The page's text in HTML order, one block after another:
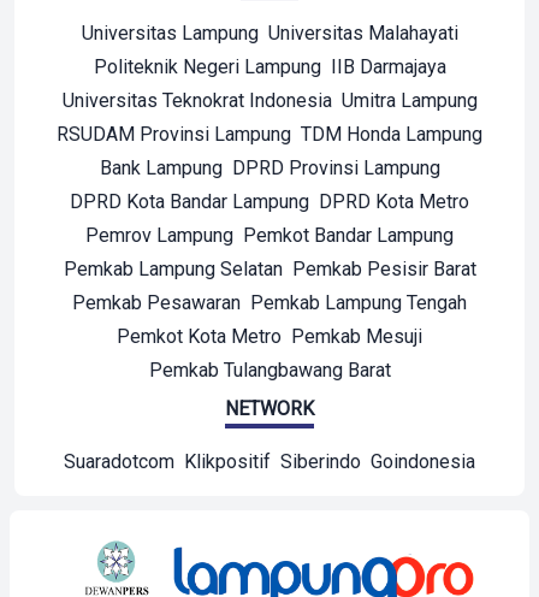
Universitas Lampung Universitas Malahayati
Politeknik Negeri Lampung IIB Darmajaya
Universitas Teknokrat Indonesia Umitra Lampung
RSUDAM Provinsi Lampung TDM Honda Lampung
Bank Lampung DPRD Provinsi Lampung
DPRD Kota Bandar Lampung DPRD Kota Metro
Pemrov Lampung Pemkot Bandar Lampung
Pemkab Lampung Selatan Pemkab Pesisir Barat
Pemkab Pesawaran Pemkab Lampung Tengah
Pemkot Kota Metro Pemkab Mesuji
Pemkab Tulangbawang Barat
NETWORK
Suaradotcom Klikpositif Siberindo Goindonesia